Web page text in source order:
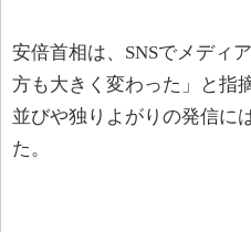
安倍首相は、SNSでメディ
方も大きく変わった」と指
並びや独りよがりの発信に
た。